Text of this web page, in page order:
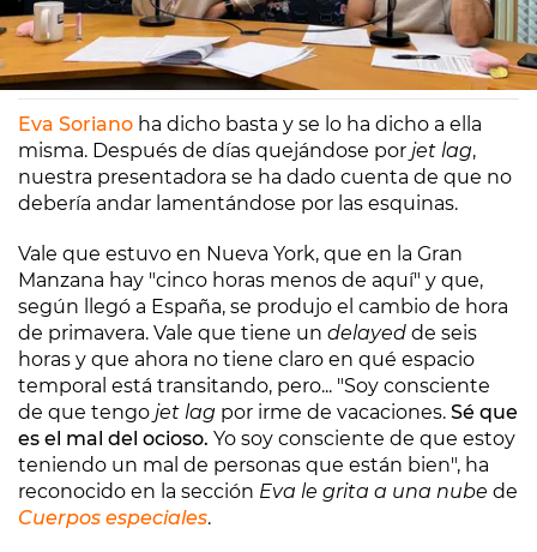
Europa FM
Madrid 03/04/2024 09:12
Eva Soriano ha dicho basta y se lo ha dicho a ella
misma. Después de días quejándose por jet lag,
nuestra presentadora se ha dado cuenta de que no
debería andar lamentándose por las esquinas.
Vale que estuvo en Nueva York, que en la Gran
Manzana hay "cinco horas menos de aquí" y que,
según llegó a España, se produjo el cambio de hora
de primavera. Vale que tiene un delayed de seis
horas y que ahora no tiene claro en qué espacio
temporal está transitando, pero... "Soy consciente
de que tengo jet lag por irme de vacaciones. Sé que
es el mal del ocioso. Yo soy consciente de que estoy
teniendo un mal de personas que están bien", ha
reconocido en la sección Eva le grita a una nube de
Cuerpos especiales.